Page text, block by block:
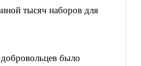
тысяч наборов для
было